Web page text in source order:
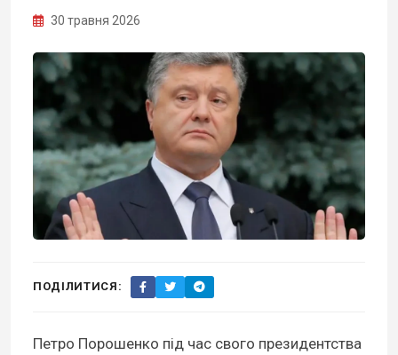
30 травня 2026
ПОДІЛИТИСЯ:
Петро Порошенко під час свого президентства